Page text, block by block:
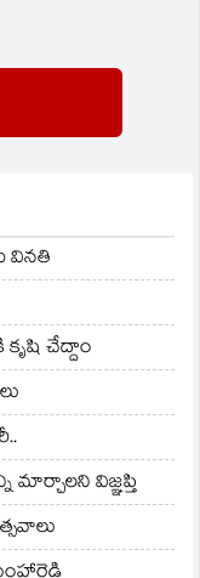
వినతి
చేద్దాం
మార్చాలని విజ్ఞప్తి